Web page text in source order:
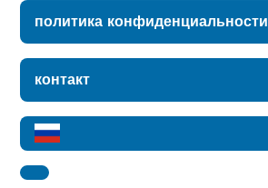
политика конфиденциальности
контакт